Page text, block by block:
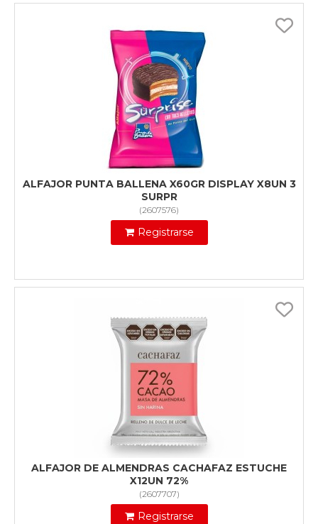
ALFAJOR PUNTA BALLENA X60GR DISPLAY X8UN 3
SURPR
(2607576)
Registrarse
ALFAJOR DE ALMENDRAS CACHAFAZ ESTUCHE
X12UN 72%
(2607707)
Registrarse